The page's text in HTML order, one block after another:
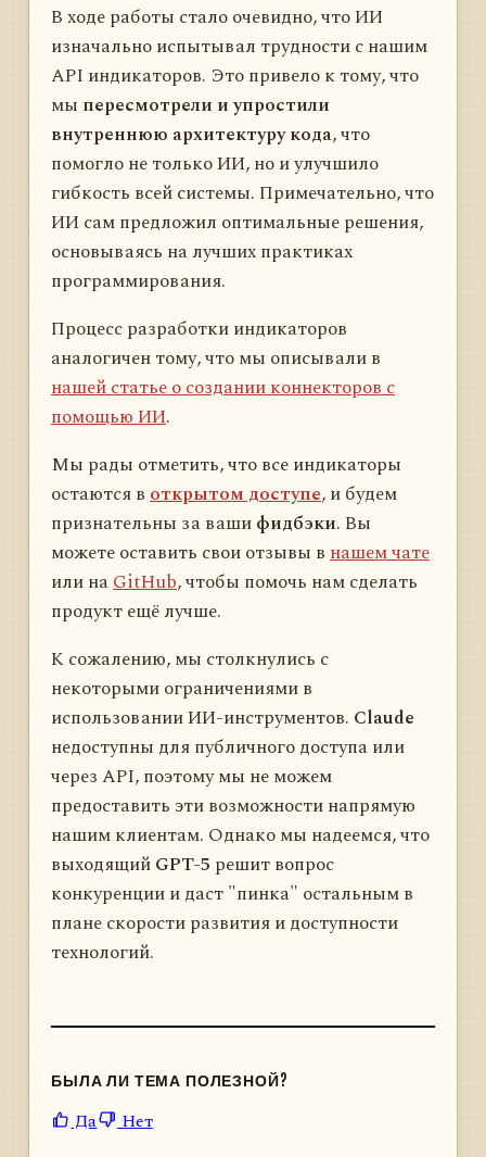
В ходе работы стало очевидно, что ИИ
изначально испытывал трудности с нашим
API индикаторов. Это привело к тому, что
мы пересмотрели и упростили
внутреннюю архитектуру кода, что
помогло не только ИИ, но и улучшило
гибкость всей системы. Примечательно, что
ИИ сам предложил оптимальные решения,
основываясь на лучших практиках
программирования.
Процесс разработки индикаторов
аналогичен тому, что мы описывали в
нашей статье о создании коннекторов с
помощью ИИ.
Мы рады отметить, что все индикаторы
остаются воткрытом доступе, и будем
признательны за вашифидбэки. Вы
можете оставить свои отзывы внашем чате
или наGitHub, чтобы помочь нам сделать
продукт ещё лучше.
К сожалению, мы столкнулись с
некоторыми ограничениями в
использовании ИИ-инструментов. Claude
недоступны для публичного доступа или
через API, поэтому мы не можем
предоставить эти возможности напрямую
нашим клиентам. Однако мы надеемся, что
выходящийGPT-5 решит вопрос
конкуренции и даст "пинка" остальным в
плане скорости развития и доступности
технологий.
БЫЛА ЛИ ТЕМА ПОЛЕЗНОЙ?
Да Нет